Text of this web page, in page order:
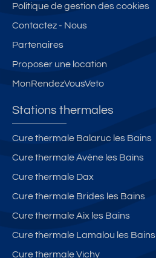
Politique de gestion des cookies
Contactez - Nous
Partenaires
Proposer une location
MonRendezVousVeto
Stations thermales
Cure thermale Balaruc les Bains
Cure thermale Avène les Bains
Cure thermale Dax
Cure thermale Brides les Bains
Cure thermale Aix les Bains
Cure thermale Lamalou les Bains
Cure thermale Vichy